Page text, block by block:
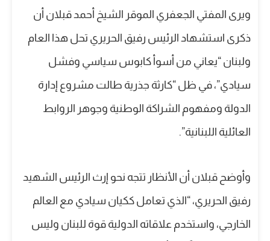
ويرى المفتي الجعفري الموقر الشيخ أحمد قبلان أن
ذكرى استشهاد الرئيس رفيق الحريري تحل هذا العام
ولبنان “يعاني من أسوأ كابوس سياسي وفشل
سيادي”، في ظل “كارثة جذرية طالت مشروع إدارة
الدولة ومفهوم الشراكة الوطنية وجوهر الروابط
العائلية اللبنانية”.
وأوضح قبلان أن الأنظار تتجه نحو إرث الرئيس الشهيد
رفيق الحريري، “الذي تعامل ككيان سيادي مع العالم
الخارجي، واستخدم علاقاته الدولية قوة للبنان وليس